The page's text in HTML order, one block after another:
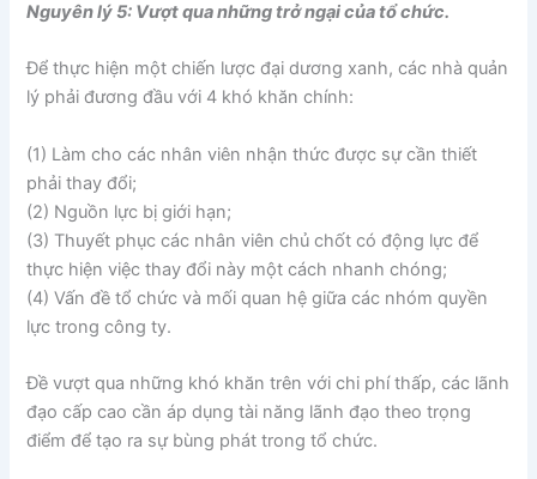
Nguyên lý 5: Vượt qua những trở ngại của tổ chức.
Để thực hiện một chiến lược đại dương xanh, các nhà quản
lý phải đương đầu với 4 khó khăn chính:
(1) Làm cho các nhân viên nhận thức được sự cần thiết
phải thay đổi;
(2) Nguồn lực bị giới hạn;
(3) Thuyết phục các nhân viên chủ chốt có động lực để
thực hiện việc thay đổi này một cách nhanh chóng;
(4) Vấn đề tổ chức và mối quan hệ giữa các nhóm quyền
lực trong công ty.
Đề vượt qua những khó khăn trên với chi phí thấp, các lãnh
đạo cấp cao cần áp dụng tài năng lãnh đạo theo trọng
điểm để tạo ra sự bùng phát trong tổ chức.